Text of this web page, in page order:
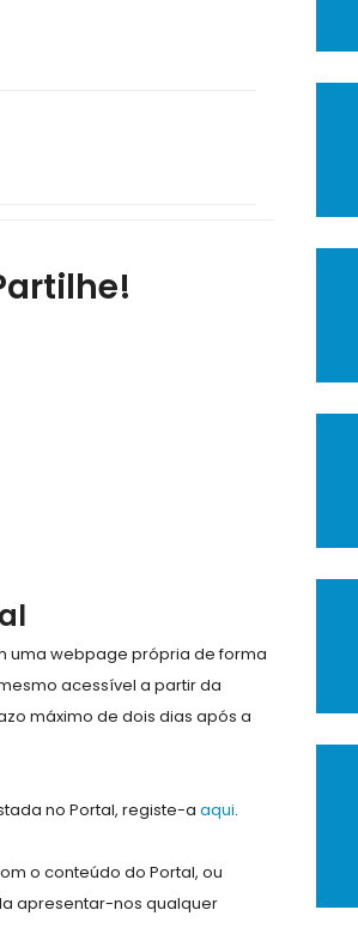
uma webpage própria de forma
acessível a partir da
máximo de dois dias após a
no Portal, registe-a aqui.
o conteúdo do Portal, ou
apresentar-nos qualquer